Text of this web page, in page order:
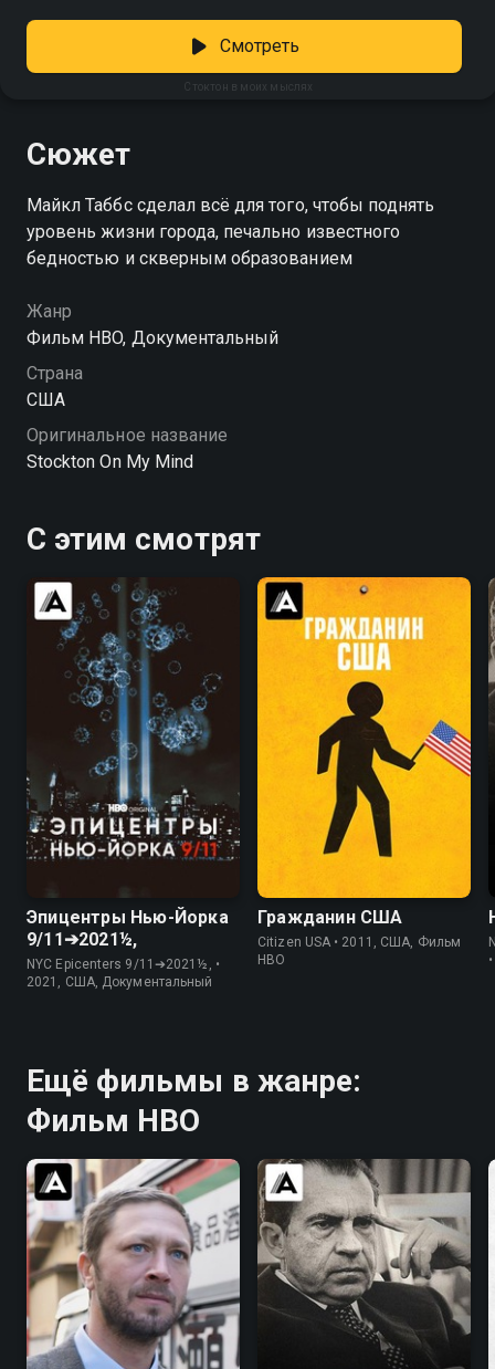
Стоктон в моих мыслях
Смотреть
Сюжет
Майкл Таббс сделал всё для того, чтобы поднять
уровень жизни города, печально известного
бедностью и скверным образованием
Жанр
Фильм HBO, Документальный
Страна
США
Оригинальное название
Stockton On My Mind
С этим смотрят
7.1 7.3
Эпицентры Нью-Йорка
9/11➔2021½,
NYC Epicenters 9/11➔2021½, •
2021, США, Документальный
5.5
Гражданин США
Citizen USA • 2011, США, Фильм
HBO
Ещё фильмы в жанре:
Фильм HBO